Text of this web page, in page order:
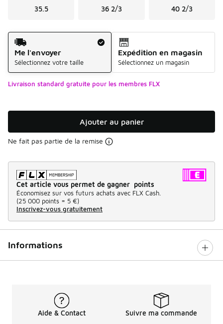
35.5 36 2/3 40 2/3
Mode d'expédition
Me l'envoyer
Sélectionnez votre taille
Expédition en magasin
Sélectionnez un magasin
Livraison standard gratuite pour les membres FLX
Ajouter au panier
Ne fait pas partie de la remise
Cet article vous permet de gagner points
Économisez sur vos futurs achats avec FLX Cash.
(25 000 points = 5 €)
Inscrivez-vous gratuitement
Informations
Aide & Contact Suivre ma commande